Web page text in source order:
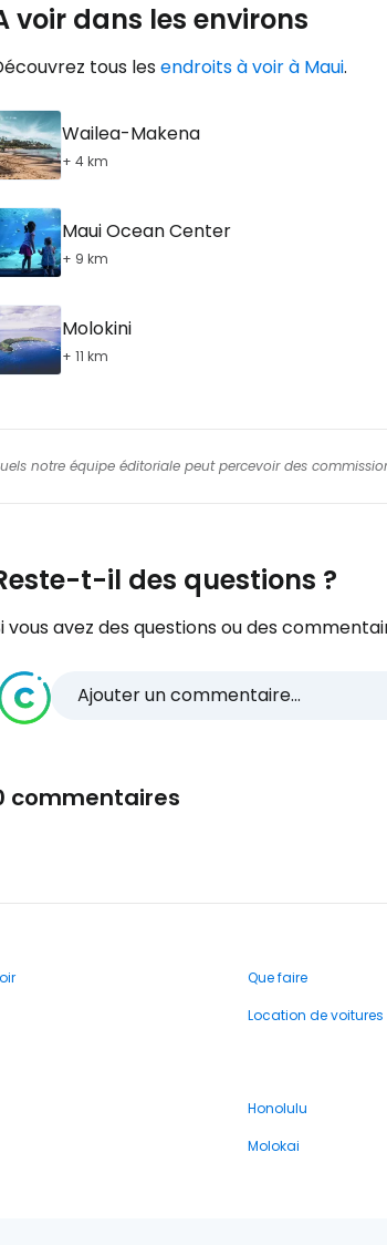
voir dans les environs
tous lesendroits à voir à Maui.
Wailea-Makena
+ 4 km
Maui Ocean Center
+ 9 km
Molokini
+ 11 km
notre équipe éditoriale peut percevoir des
t-il des questions ?
vous avez des questions ou des
Ajouter un commentaire...
commentaires
Que faire
Location de voitures
Honolulu
Molokai